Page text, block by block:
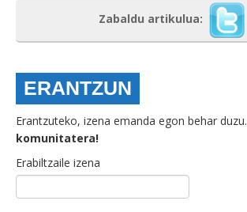
Zabaldu artikulua:
ERANTZUN
Erantzuteko, izena emanda egon behar duzu.
komunitatera!
Erabiltzaile izena